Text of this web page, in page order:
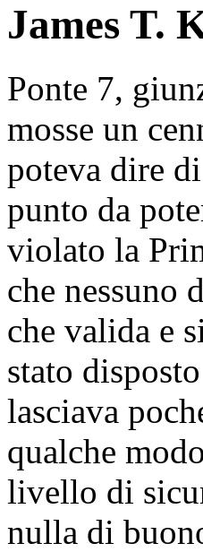
James T.
Ponte 7,
mosse un
poteva dire
punto da
violato la
che nessuno
che valida e
stato
lasciava
qualche
livello di
nulla di